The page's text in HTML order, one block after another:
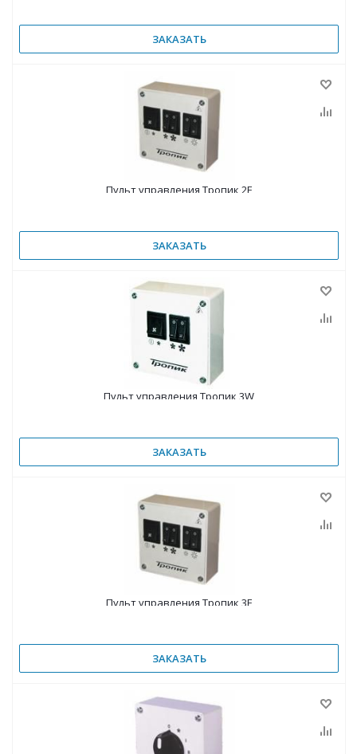
ЗАКАЗАТЬ
Пульт управления Тропик 2Е
ЗАКАЗАТЬ
Пульт управления Тропик 3W
ЗАКАЗАТЬ
Пульт управления Тропик 3Е
ЗАКАЗАТЬ